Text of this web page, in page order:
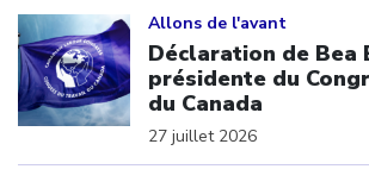
Allons de l'avant
Déclaration de Bea
présidente du
du Canada
27 juillet 2026